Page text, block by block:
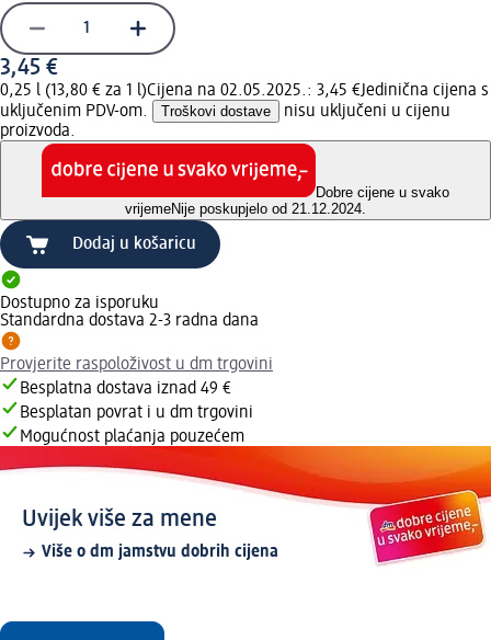
3,45 €
0,25 l (13,80 € za 1 l)Cijena na 02.05.2025.: 3,45 €Jedinična cijena s
uključenim PDV-om.
Troškovi dostave
nisu uključeni u cijenu
proizvoda.
Dobre cijene u svako
vrijemeNije poskupjelo od 21.12.2024.
Dodaj u košaricu
Dostupno za isporuku
Standardna dostava 2-3 radna dana
Provjerite raspoloživost u dm trgovini
Besplatna dostava iznad 49 €
Besplatan povrat i u dm trgovini
Mogućnost plaćanja pouzećem
Uvijek više za mene
Više o dm jamstvu dobrih cijena